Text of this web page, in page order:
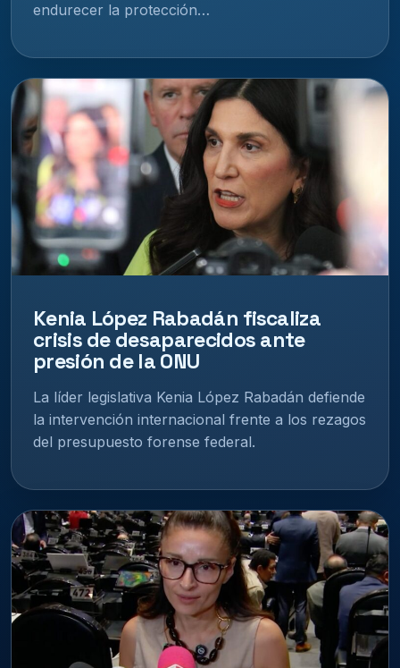
endurecer la protección…
Kenia López Rabadán fiscaliza
crisis de desaparecidos ante
presión de la ONU
La líder legislativa Kenia López Rabadán defiende
la intervención internacional frente a los rezagos
del presupuesto forense federal.